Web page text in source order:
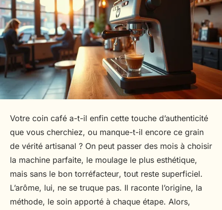
Votre coin café a-t-il enfin cette touche d’authenticité
que vous cherchiez, ou manque-t-il encore ce grain
de vérité artisanal ? On peut passer des mois à choisir
la machine parfaite, le moulage le plus esthétique,
mais sans le bon torréfacteur, tout reste superficiel.
L’arôme, lui, ne se truque pas. Il raconte l’origine, la
méthode, le soin apporté à chaque étape. Alors,